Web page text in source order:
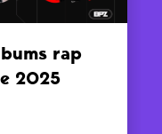
rap
2025